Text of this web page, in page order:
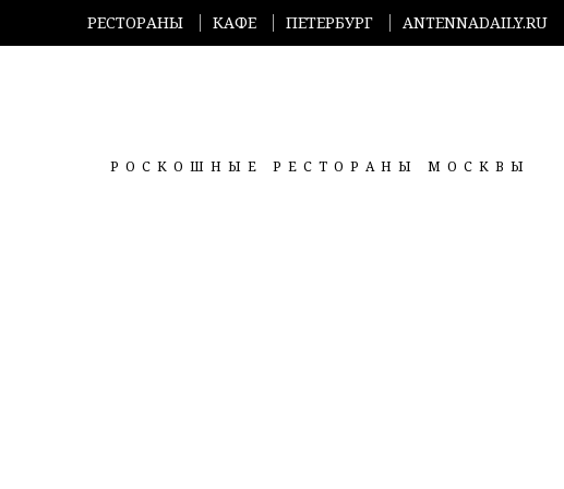
РЕСТОРАНЫ КАФЕ ПЕТЕРБУРГ ANTENNADAILY.RU
РОСКОШНЫЕ РЕСТОРАНЫ МОСКВЫ